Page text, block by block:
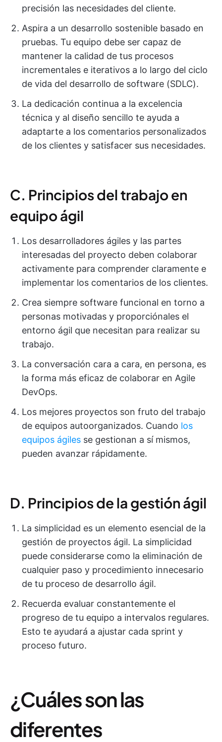
precisión las necesidades del cliente.
Aspira a un desarrollo sostenible basado en
pruebas. Tu equipo debe ser capaz de
mantener la calidad de tus procesos
incrementales e iterativos a lo largo del ciclo
de vida del desarrollo de software (SDLC).
La dedicación continua a la excelencia
técnica y al diseño sencillo te ayuda a
adaptarte a los comentarios personalizados
de los clientes y satisfacer sus necesidades.
C. Principios del trabajo en
equipo ágil
Los desarrolladores ágiles y las partes
interesadas del proyecto deben colaborar
activamente para comprender claramente e
implementar los comentarios de los clientes.
Crea siempre software funcional en torno a
personas motivadas y proporciónales el
entorno ágil que necesitan para realizar su
trabajo.
La conversación cara a cara, en persona, es
la forma más eficaz de colaborar en Agile
DevOps.
Los mejores proyectos son fruto del trabajo
de equipos autoorganizados. Cuando los
equipos ágiles se gestionan a sí mismos,
pueden avanzar rápidamente.
D. Principios de la gestión ágil
La simplicidad es un elemento esencial de la
gestión de proyectos ágil. La simplicidad
puede considerarse como la eliminación de
cualquier paso y procedimiento innecesario
de tu proceso de desarrollo ágil.
Recuerda evaluar constantemente el
progreso de tu equipo a intervalos regulares.
Esto te ayudará a ajustar cada sprint y
proceso futuro.
¿Cuáles son las
diferentes